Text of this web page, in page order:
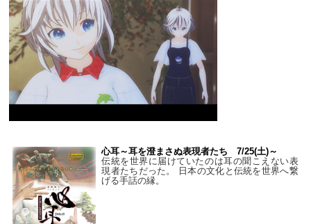
心耳～耳を澄まさぬ表現者たち 7/25(土)～
伝統を世界に届けていたのは耳の聞こえない表
現者たちだった。 日本の文化と伝統を世界へ繋
げる手話の縁。